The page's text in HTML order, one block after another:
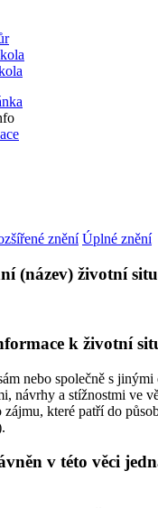
znění Úplné znění
(název) životní
k životní
nebo společně s jinými
návrhy a stížnostmi ve
zájmu, které patří do
v této věci